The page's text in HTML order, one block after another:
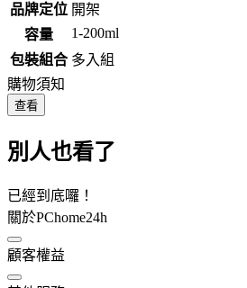
品牌定位 開架
容量
1-200ml
包裝組合 多入組
購物須知
查看
別人也看了
已經到底囉！
關於PChome24h
顧客權益